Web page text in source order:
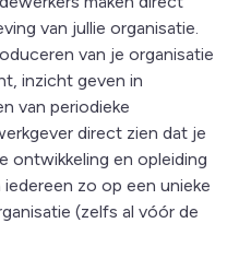
van jullie organisatie.
van je organisatie
inzicht geven in
van periodieke
direct zien dat je
ontwikkeling en opleiding
zo op een unieke
(zelfs al vóór de